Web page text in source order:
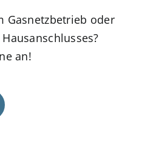
Gasnetzbetrieb oder
an!